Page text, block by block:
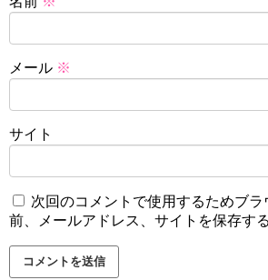
メール ※
サイト
次回のコメントで使用するためブラ
前、メールアドレス、サイトを保存する